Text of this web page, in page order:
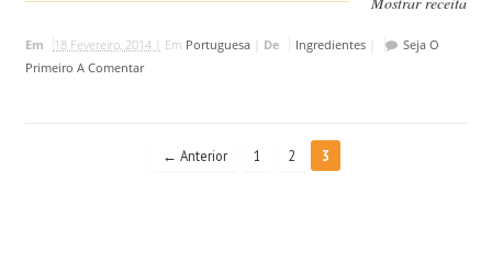
Em 18 Fevereiro, 2014 | Em Portuguesa| De Ingredientes|
Seja O
Primeiro A Comentar
← Anterior 1 2 3